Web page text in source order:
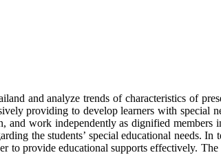
analyze trends of characteristics of
providing to develop learners with
work independently as dignified members
the students’ special educational needs.
provide educational supports effectively.